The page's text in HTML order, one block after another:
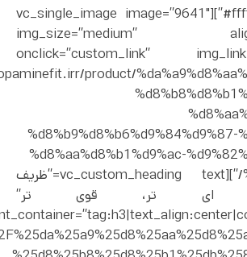
#ffffcc !important;}”][vc_single_image image=”9641″
img_size=”medium”
onclick=”custom_link”
product/
%d8%b9%d8%b6%d9%84%d9%87-
%d8%aa%d8%b1%d9%ac-
%d8%aa%d8%b1/”][vc_custom_heading text=”ظریف
ای تر، قوی تر”